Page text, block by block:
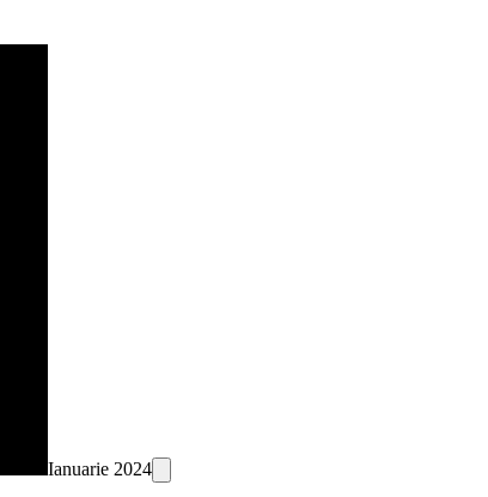
Ianuarie 2024